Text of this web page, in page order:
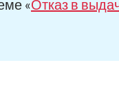
«Отказ в